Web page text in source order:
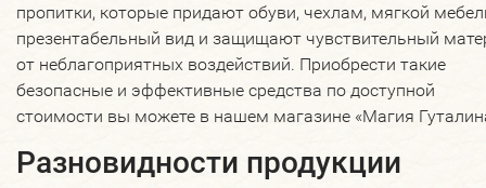
пропитки, которые придают обуви, чехлам, мягкой
презентабельный вид и защищают чувствительный
от неблагоприятных воздействий. Приобрести такие
безопасные и эффективные средства по доступной
стоимости вы можете в нашем магазине «Магия
Разновидности продукции